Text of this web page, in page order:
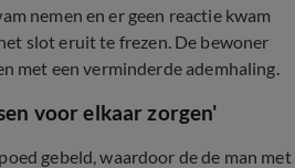
nemen en er geen reactie kwam
slot eruit te frezen. De bewoner
met een verminderde ademhaling.
voor elkaar zorgen'
gebeld, waardoor de de man met